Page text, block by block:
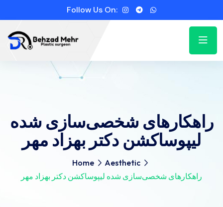
Follow Us On:
راهکارهای شخصی‌سازی شده
لیپوساکشن دکتر بهزاد مهر
Home
Aesthetic
راهکارهای شخصی‌سازی شده لیپوساکشن دکتر بهزاد مهر